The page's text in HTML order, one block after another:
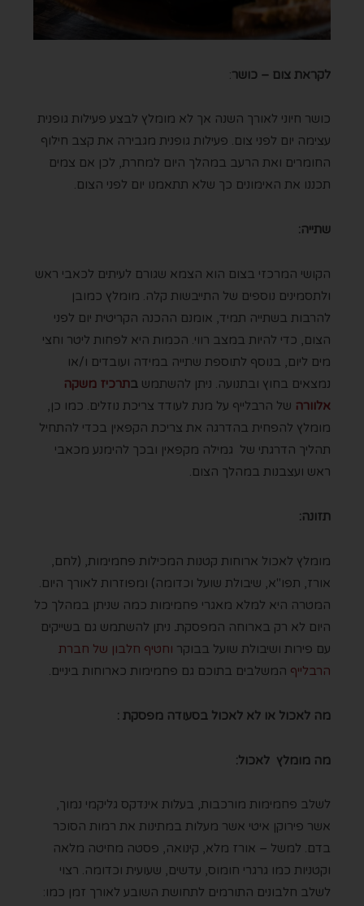
לקראת צום – כושר:
כושר חיוני לאורך השנה אך לא מומלץ לבצע פעילות גופנית
עצימה יום לפני צום. פעילות גופנית מגבירה את קצב חילוף
החומרים ואת הרעב במהלך היום למחרת, לכן אם צמים
תכננו את האימונים כך שלא תתאמנו יום לפני הצום.
שתייה:
הקושי המרכזי בצום הוא הצמא שגורם לעיתים לכאבי ראש
ולתסמינים נוספים של התייבשות קלה. מומלץ כמובן
להרבות בשתייה תמיד, אומנם ההכנה הקריטית יום לפני
הצום, כדי להיות במצב רווי. הכמות היא לפחות ליטר וחצי
מים ליום, בנוסף לתוספת שתייה במידה ועובדים ו/או
נמצאים בחוץ ובתנועה. ניתן להשתמש בתרכיז משקה
אלוורה של הרבלייף על מנת לעודד צריכת נוזלים. כמו כן,
מומלץ להפחית בהדרגה את צריכת הקפאין בכדי להתחיל
תהליך הדרגתי של גמילה מקפאין ובכך להימנע מכאבי
ראש ועצבנות במהלך הצום.
תזונה:
מומלץ לאכול ארוחות קטנות המכילות פחמימות, (לחם,
אורז, תפו"א, שיבולת שועל וכדומה) ומפוזרות לאורך היום.
המטרה היא למלא מאגרי פחמימות כמה שניתן במהלך כל
היום לא רק בארוחה המפסקת. ניתן להשתמש גם בשייקים
עם פירות ושיבולת שועל בבוקר וחטיף חלבון של חברת
הרבלייף המשלבים בתוכם גם פחמימות כארוחות ביניים.
מה לאכול או לא לאכול בסעודה מפסקת :
מה מומלץ לאכול:
לשלב פחמימות מורכבות, בעלות אינדקס גליקמי נמוך,
אשר פירוקן איטי אשר מעלות במתינות את רמות הסוכר
בדם. למשל – אורז מלא, קינואה, פסטה מחיטה מלאה
וקטניות כמו גרגרי חומוס, עדשים, שעועית וכדומה. רצוי
לשלב חלבונים התורמים לתחושת השובע לאורך זמן כמו: